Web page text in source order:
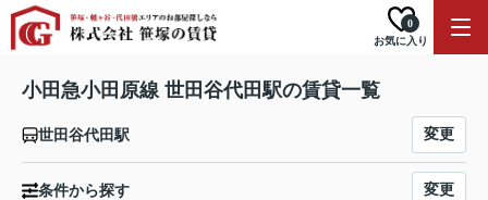
お気に入り
0
小田急小田原線 世田谷代田駅の賃貸一覧
世田谷代田駅 変更
条件から探す 変更